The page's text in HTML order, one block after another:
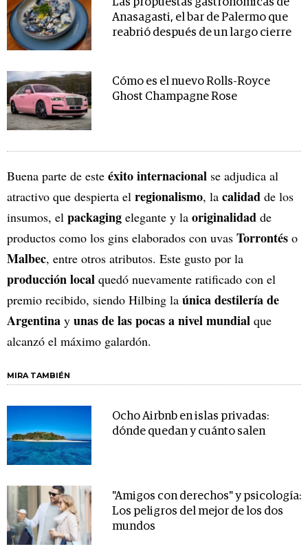
Anasagasti, el bar de Palermo que
reabrió después de un largo cierre
Cómo es el nuevo Rolls-Royce
Ghost Champagne Rose
Buena parte de este éxito internacional se adjudica al
atractivo que despierta el regionalismo, la calidad de los
insumos, el packaging elegante y la originalidad de
productos como los gins elaborados con uvas Torrontés o
Malbec, entre otros atributos. Este gusto por la
producción local quedó nuevamente ratificado con el
premio recibido, siendo Hilbing la única destilería de
Argentina y unas de las pocas a nivel mundial que
alcanzó el máximo galardón.
MIRA TAMBIÉN
Ocho Airbnb en islas privadas:
dónde quedan y cuánto salen
"Amigos con derechos" y psicología:
Los peligros del mejor de los dos
mundos